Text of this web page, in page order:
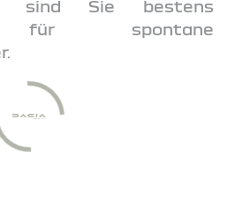
sind Sie bestens
für spontane